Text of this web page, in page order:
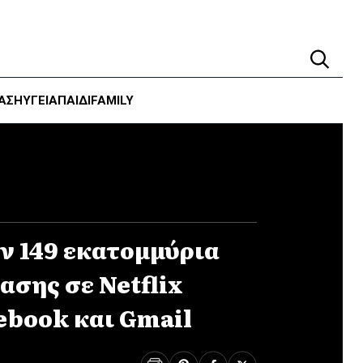
ΥΓΕΊΑΠΑΙΔΙFAMILY
149 εκατομμύρια
σε Netflix
και Gmail